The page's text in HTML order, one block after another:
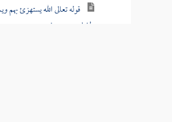
قوله تعالى الله يستهزئ بهم
طغيانهم يعمهون